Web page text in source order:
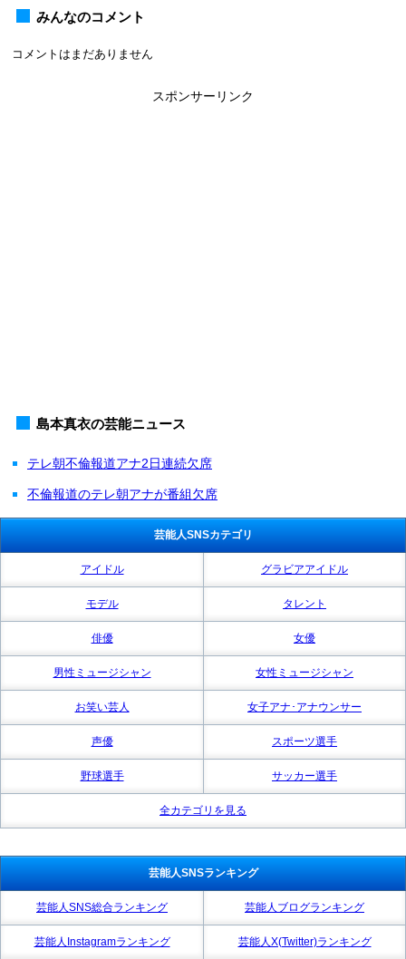
みんなのコメント
コメントはまだありません
スポンサーリンク
島本真衣の芸能ニュース
テレ朝不倫報道アナ2日連続欠席
不倫報道のテレ朝アナが番組欠席
芸能人SNSカテゴリ
アイドル グラビアアイドル
モデル タレント
俳優 女優
男性ミュージシャン 女性ミュージシャン
お笑い芸人 女子アナ･アナウンサー
声優 スポーツ選手
野球選手 サッカー選手
全カテゴリを見る
芸能人SNSランキング
芸能人SNS総合ランキング 芸能人ブログランキング
芸能人Instagramランキング 芸能人X(Twitter)ランキング